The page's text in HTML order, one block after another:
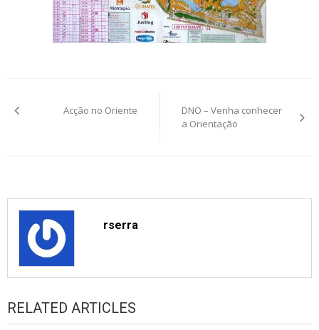
navigation
Acção no Oriente
DNO – Venha conhecer
a Orientação
rserra
RELATED ARTICLES